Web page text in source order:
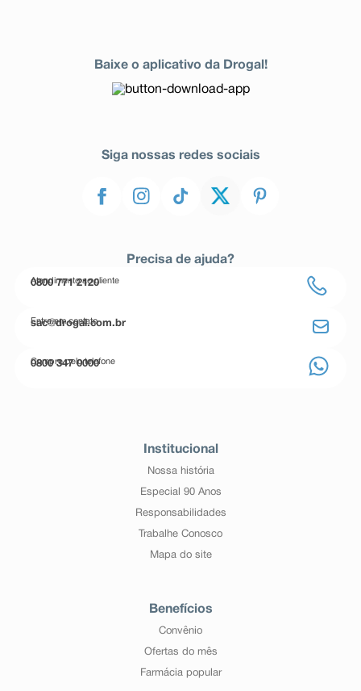
Baixe o aplicativo da Drogal!
Siga nossas redes sociais
Precisa de ajuda?
Atendimento ao cliente
0800 771 2120
Entre em contato
sac@drogal.com.br
Compre pelo telefone
0800 347 0000
Institucional
Nossa história
Especial 90 Anos
Responsabilidades
Trabalhe Conosco
Mapa do site
Benefícios
Convênio
Ofertas do mês
Farmácia popular